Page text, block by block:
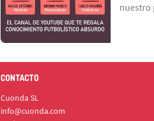
nuestro
CONTACTO
Cuonda SL
info@cuonda.com